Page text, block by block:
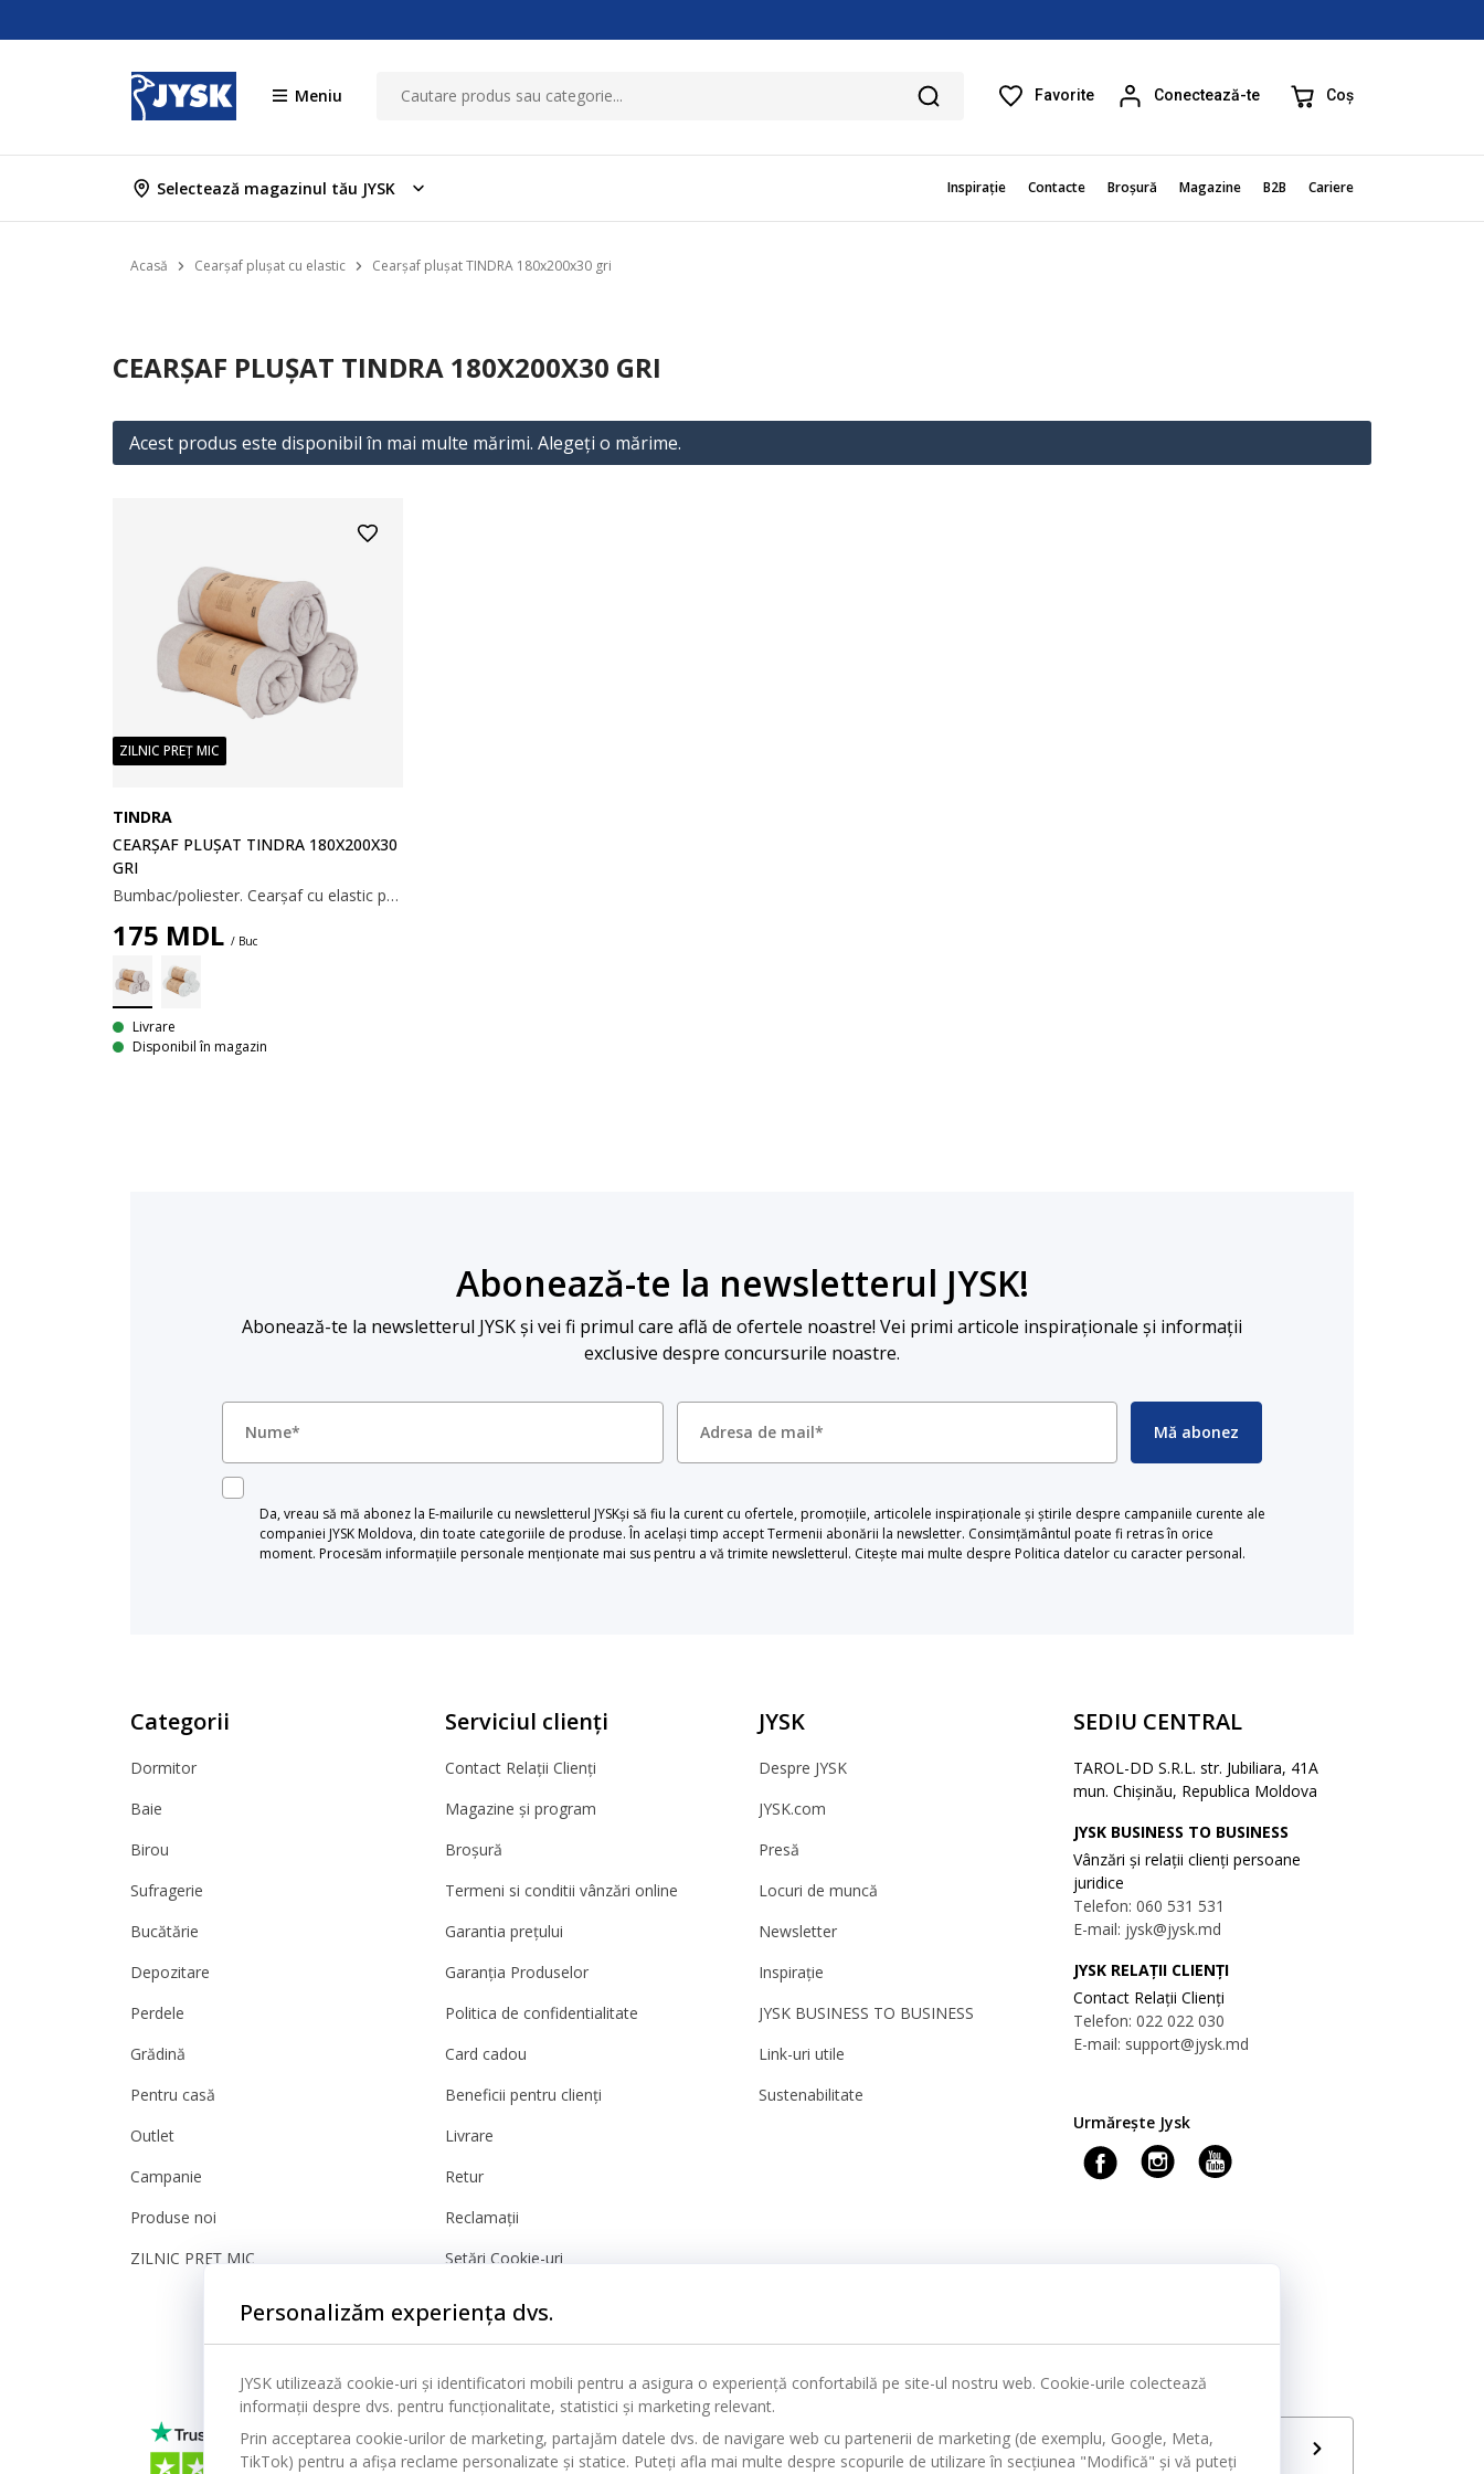
Meniu Favorite Conectează-te Coș
Selectează magazinul tău JYSK Inspirație Contacte Broșură Magazine B2B Cariere
Acasă Cearșaf plușat cu elastic Cearșaf plușat TINDRA 180x200x30 gri
CEARȘAF PLUȘAT TINDRA 180X200X30 GRI
Acest produs este disponibil în mai multe mărimi. Alegeţi o mărime.
ZILNIC PREȚ MIC
TINDRA
CEARȘAF PLUȘAT TINDRA 180X200X30
GRI
Bumbac/poliester. Cearșaf cu elastic potrivit pentru saltelele cu cadru, arcuri și spumă. Cu margini elastice. 170/180x200x30 cm
175 MDL / Buc
Livrare
Disponibil în magazin
Abonează-te la newsletterul JYSK!
Abonează-te la newsletterul JYSK și vei fi primul care află de ofertele noastre! Vei primi articole inspiraționale și informații
exclusive despre concursurile noastre.
Mă abonez
Da, vreau să mă abonez la E-mailurile cu newsletterul JYSKși să fiu la curent cu ofertele, promoțiile, articolele inspiraționale și știrile despre campaniile curente ale
companiei JYSK Moldova, din toate categoriile de produse. În același timp accept Termenii abonării la newsletter. Consimțământul poate fi retras în orice
moment. Procesăm informațiile personale menționate mai sus pentru a vă trimite newsletterul. Citește mai multe despre Politica datelor cu caracter personal.
Categorii
Dormitor
Baie
Birou
Sufragerie
Bucătărie
Depozitare
Perdele
Grădină
Pentru casă
Outlet
Campanie
Produse noi
ZILNIC PREȚ MIC
Serviciul clienți
Contact Relații Clienți
Magazine și program
Broșură
Termeni si conditii vânzări online
Garantia prețului
Garanția Produselor
Politica de confidentialitate
Card cadou
Beneficii pentru clienți
Livrare
Retur
Reclamații
Setări Cookie-uri
Siguranță
JYSK
Despre JYSK
JYSK.com
Presă
Locuri de muncă
Newsletter
Inspirație
JYSK BUSINESS TO BUSINESS
Link-uri utile
Sustenabilitate
SEDIU CENTRAL
TAROL-DD S.R.L. str. Jubiliara, 41A
mun. Chișinău, Republica Moldova
JYSK BUSINESS TO BUSINESS
Vânzări și relații clienți persoane
juridice
Telefon: 060 531 531
E-mail: jysk@jysk.md
JYSK RELAȚII CLIENȚI
Contact Relații Clienți
Telefon: 022 022 030
E-mail: support@jysk.md
Urmărește Jysk
Limbă
RO
Personalizăm experiența dvs.
JYSK utilizează cookie-uri și identificatori mobili pentru a asigura o experiență confortabilă pe site-ul nostru web. Cookie-urile colectează
informații despre dvs. pentru funcționalitate, statistici și marketing relevant.
Prin acceptarea cookie-urilor de marketing, partajăm datele dvs. de navigare web cu partenerii de marketing (de exemplu, Google, Meta,
TikTok) pentru a afișa reclame personalizate și statice. Puteți afla mai multe despre scopurile de utilizare în secțiunea "Modifică" și vă puteți